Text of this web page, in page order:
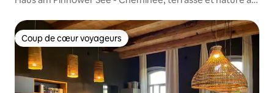
Coup de cœur voyageurs
Coup de cœur voyageurs